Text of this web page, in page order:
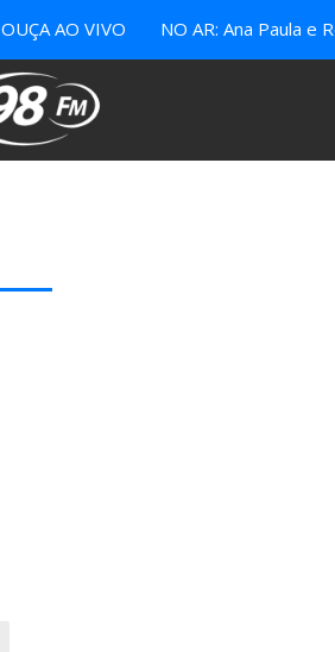
OUÇA AO VIVO NO AR: Ana Paula e